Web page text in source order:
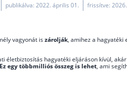
publikálva: 2022. április 01. frissítve:
vagyonát iszárolják, amihez a hagyatéki
életbiztosítás hagyatéki eljáráson kívül,
Ez egy többmilliós összeg is lehet, ami